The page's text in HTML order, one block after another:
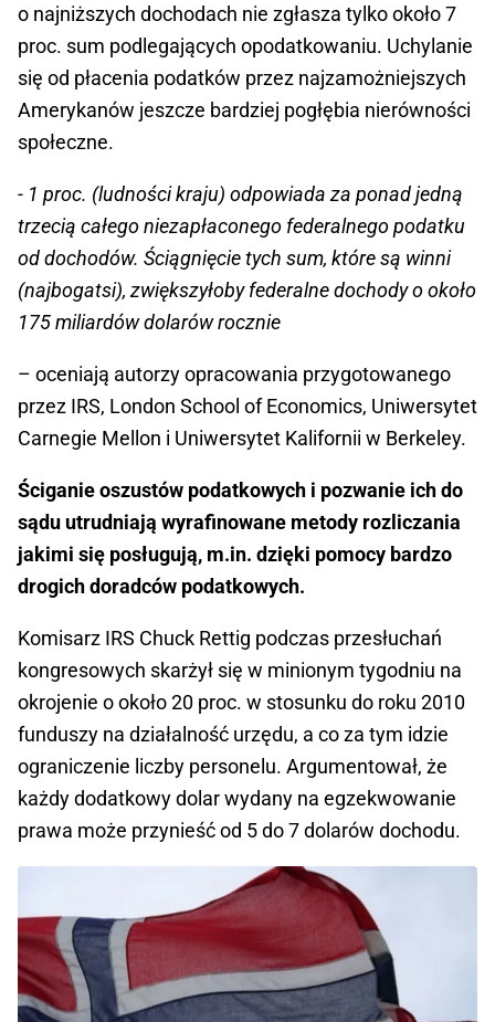
o najniższych dochodach nie zgłasza tylko około 7
proc. sum podlegających opodatkowaniu. Uchylanie
się od płacenia podatków przez najzamożniejszych
Amerykanów jeszcze bardziej pogłębia nierówności
społeczne.
- 1 proc. (ludności kraju) odpowiada za ponad jedną
trzecią całego niezapłaconego federalnego podatku
od dochodów. Ściągnięcie tych sum, które są winni
(najbogatsi), zwiększyłoby federalne dochody o około
175 miliardów dolarów rocznie
– oceniają autorzy opracowania przygotowanego
przez IRS, London School of Economics, Uniwersytet
Carnegie Mellon i Uniwersytet Kalifornii w Berkeley.
Ściganie oszustów podatkowych i pozwanie ich do
sądu utrudniają wyrafinowane metody rozliczania
jakimi się posługują, m.in. dzięki pomocy bardzo
drogich doradców podatkowych.
Komisarz IRS Chuck Rettig podczas przesłuchań
kongresowych skarżył się w minionym tygodniu na
okrojenie o około 20 proc. w stosunku do roku 2010
funduszy na działalność urzędu, a co za tym idzie
ograniczenie liczby personelu. Argumentował, że
każdy dodatkowy dolar wydany na egzekwowanie
prawa może przynieść od 5 do 7 dolarów dochodu.